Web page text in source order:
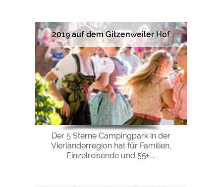
2019 auf dem Gitzenweiler Hof
Der 5 Sterne Campingpark in der
Vierländerregion hat für Familien,
Einzelreisende und 55+ ...